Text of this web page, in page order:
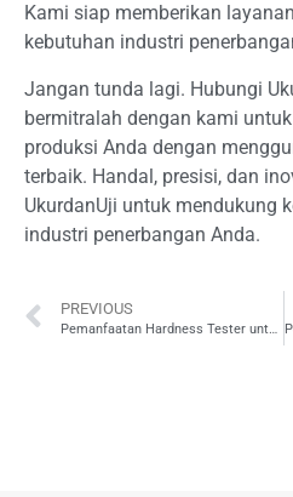
Kami siap memberikan
kebutuhan industri
Jangan tunda lagi. Hubungi
bermitralah dengan kami
produksi Anda dengan
terbaik. Handal, presisi, dan
UkurdanUji untuk mendukung
industri penerbangan Anda.
PREVIOUS
Pemanfaatan Hardness Tester untuk Aplikasi Tembaga dalam Industri Perhiasan